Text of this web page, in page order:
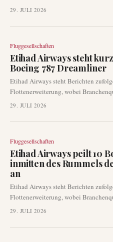
Unfallort gerufen, der sich kurz nach
Untersuchung des Unfalls leiten wird.
29. JULI 2026
Fluggesellschaften
Etihad Airways steht
Boeing 787 Dreamliner
Etihad Airways steht Berichten
Flottenerweiterung, wobei
Bestellung von 10 Boeing 787
Farnborough Airshow erfolgen.
Auswirkungen auf Boeings
29. JULI 2026
Fluggesellschaften
Etihad Airways peilt 10
inmitten des Rummels
an
Etihad Airways steht Berichten
Flottenerweiterung, wobei
Bestellung von 10 Boeing 787
offiziell bekannt gegeben werden,
29. JULI 2026